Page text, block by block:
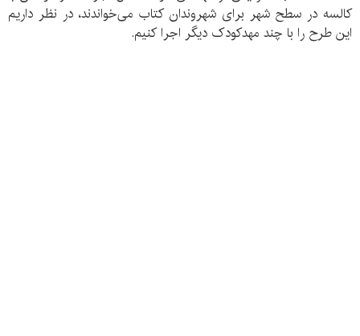
کالسه در سطح شهر برای شهروندان کتاب می‌خواندند، در نظر داریم
این طرح را با چند مهدکودک دیگر اجرا کنیم.